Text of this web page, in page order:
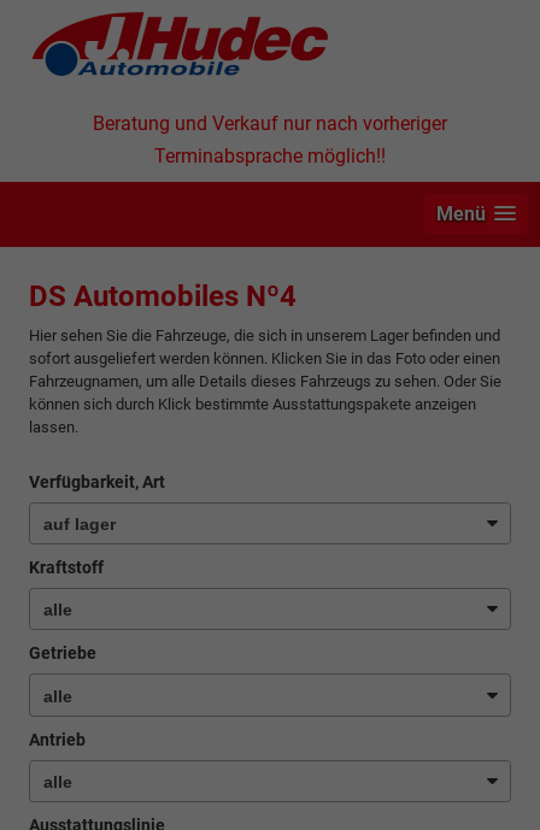
Beratung und Verkauf nur nach vorheriger
Terminabsprache möglich!!
Menü
DS Automobiles Nº4
Hier sehen Sie die Fahrzeuge, die sich in unserem Lager befinden und
sofort ausgeliefert werden können. Klicken Sie in das Foto oder einen
Fahrzeugnamen, um alle Details dieses Fahrzeugs zu sehen. Oder Sie
können sich durch Klick bestimmte Ausstattungspakete anzeigen
lassen.
Verfügbarkeit, Art
Kraftstoff
Getriebe
Antrieb
Ausstattungslinie